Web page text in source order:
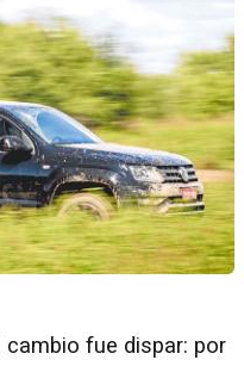
fue dispar: por